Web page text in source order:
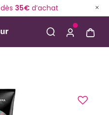
dès 35€d’achat